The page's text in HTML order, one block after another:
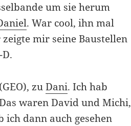
um sie herum
. War cool, ihn mal
mir seine Baustellen
zuDani. Ich hab
waren David und Michi,
ich dann auch gesehen